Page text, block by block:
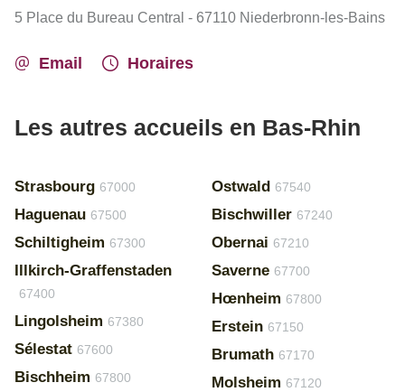
5 Place du Bureau Central - 67110 Niederbronn-les-Bains
Email Horaires
Les autres accueils en Bas-Rhin
Strasbourg 67000
Haguenau 67500
Schiltigheim 67300
Illkirch-Graffenstaden
67400
Lingolsheim 67380
Sélestat 67600
Bischheim 67800
Ostwald 67540
Bischwiller 67240
Obernai 67210
Saverne 67700
Hœnheim 67800
Erstein 67150
Brumath 67170
Molsheim 67120